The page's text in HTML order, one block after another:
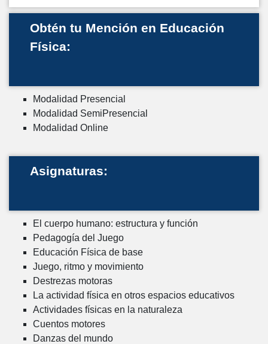
Obtén tu Mención en Educación
Física:
Modalidad Presencial
Modalidad SemiPresencial
Modalidad Online
Asignaturas:
El cuerpo humano: estructura y función
Pedagogía del Juego
Educación Física de base
Juego, ritmo y movimiento
Destrezas motoras
La actividad física en otros espacios educativos
Actividades físicas en la naturaleza
Cuentos motores
Danzas del mundo